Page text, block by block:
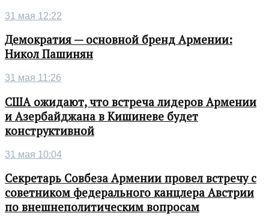
31 мая 12:22
Демократия — основной бренд Армении:
Никол Пашинян
31 мая 11:26
США ожидают, что встреча лидеров Армении
и Азербайджана в Кишиневе будет
конструктивной
31 мая 10:04
Секретарь Совбеза Армении провел встречу с
советником федерального канцлера Австрии
по внешнеполитическим вопросам